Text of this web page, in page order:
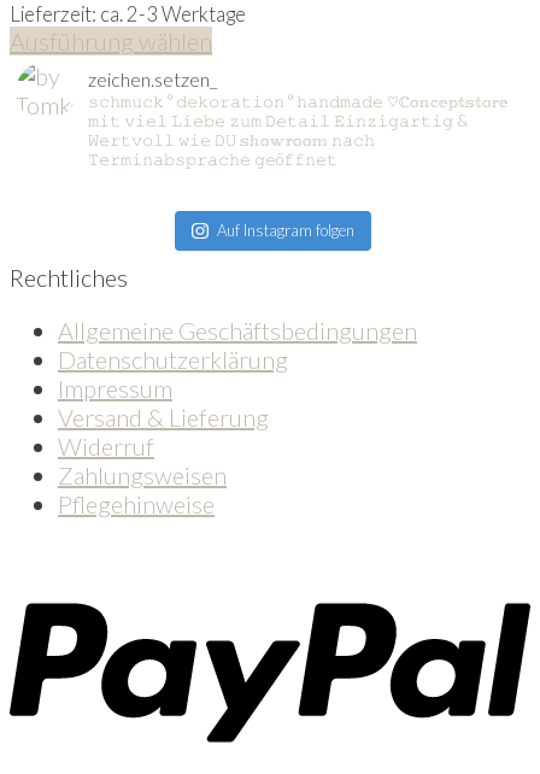
Lieferzeit: ca. 2-3 Werktage
Ausführung wählen
zeichen.setzen_
𝚜𝚌𝚑𝚖𝚞𝚌𝚔 ° 𝚍𝚎𝚔𝚘𝚛𝚊𝚝𝚒𝚘𝚗 ° 𝚑𝚊𝚗𝚍𝚖𝚊𝚍𝚎 ♡ℂ𝕠𝕟𝕔𝕖𝕡𝕥𝕤𝕥𝕠𝕣𝕖
𝚖𝚒𝚝 𝚟𝚒𝚎𝚕 𝙻𝚒𝚎𝚋𝚎 𝚣𝚞𝚖 𝙳𝚎𝚝𝚊𝚒𝚕 𝙴𝚒𝚗𝚣𝚒𝚐𝚊𝚛𝚝𝚒𝚐 &
𝚆𝚎𝚛𝚝𝚟𝚘𝚕𝚕 𝚠𝚒𝚎 𝙳𝚄𝕤𝕙𝕠𝕨𝕣𝕠𝕠𝕞 𝚗𝚊𝚌𝚑
𝚃𝚎𝚛𝚖𝚒𝚗𝚊𝚋𝚜𝚙𝚛𝚊𝚌𝚑𝚎 𝚐𝚎ö𝚏𝚏𝚗𝚎𝚝
Auf Instagram folgen
Rechtliches
Allgemeine Geschäftsbedingungen
Datenschutzerklärung
Impressum
Versand & Lieferung
Widerruf
Zahlungsweisen
Pflegehinweise